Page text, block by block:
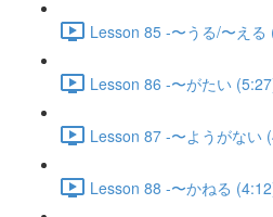
Lesson 85 -〜うる/〜える
Lesson 86 -〜がたい
Lesson 87 -〜ようがない
Lesson 88 -〜かねる